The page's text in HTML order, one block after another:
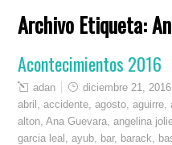
Archivo Etiqueta:
Acontecimientos 2016
adan diciembre 21, 2016
abril
,accidente ,agosto ,aguirre ,
alton ,Ana Guevara ,angelina
garcia leal
,ayub bar, barack